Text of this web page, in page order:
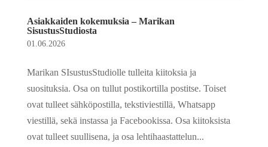
Asiakkaiden kokemuksia – Marikan
SisustusStudiosta
01.06.2026
Marikan SIsustusStudiolle tulleita kiitoksia ja
suosituksia. Osa on tullut postikortilla postitse. Toiset
ovat tulleet sähköpostilla, tekstiviestillä, Whatsapp
viestillä, sekä instassa ja Facebookissa. Osa kiitoksista
ovat tulleet suullisena, ja osa lehtihaastattelun...